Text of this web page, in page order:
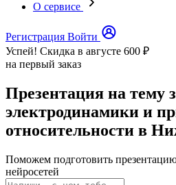
О сервисе
Регистрация Войти
Успей! Скидка в августе 600 ₽
на первый заказ
Презентация на тему
электродинамики и
относительности в
Поможем подготовить
нейросетей